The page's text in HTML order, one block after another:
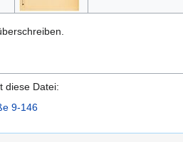
diese Datei:
9-146